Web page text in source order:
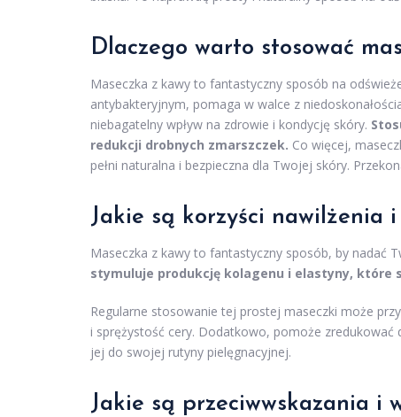
Dlaczego warto stosować
Maseczka z kawy to fantastyczny sposób na
antybakteryjnym, pomaga w walce z
niebagatelny wpływ na zdrowie i kondycję skóry.
redukcji drobnych zmarszczek. Co więcej,
pełni naturalna i bezpieczna dla Twojej skóry.
Jakie są korzyści nawilżenia
Maseczka z kawy to fantastyczny sposób, by nadać
stymuluje produkcję kolagenu i elastyny, które
Regularne stosowanie tej prostej maseczki może
i sprężystość cery. Dodatkowo, pomoże zredukować
jej do swojej rutyny pielęgnacyjnej.
Jakie są przeciwwskazania i